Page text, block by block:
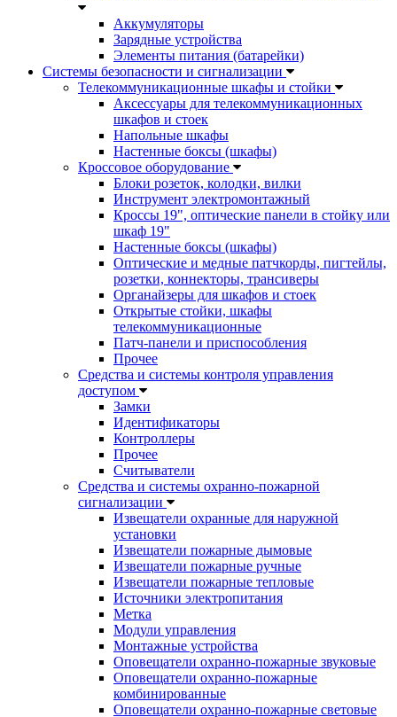
Аккумуляторы
Зарядные устройства
Элементы питания (батарейки)
Системы безопасности и сигнализации
Телекоммуникационные шкафы и стойки
Аксессуары для телекоммуникационных
шкафов и стоек
Напольные шкафы
Настенные боксы (шкафы)
Кроссовое оборудование
Блоки розеток, колодки, вилки
Инструмент электромонтажный
Кроссы 19", оптические панели в стойку или
шкаф 19"
Настенные боксы (шкафы)
Оптические и медные патчкорды, пигтейлы,
розетки, коннекторы, трансиверы
Органайзеры для шкафов и стоек
Открытые стойки, шкафы
телекоммуникационные
Патч-панели и приспособления
Прочее
Средства и системы контроля управления
доступом
Замки
Идентификаторы
Контроллеры
Прочее
Считыватели
Средства и системы охранно-пожарной
сигнализации
Извещатели охранные для наружной
установки
Извещатели пожарные дымовые
Извещатели пожарные ручные
Извещатели пожарные тепловые
Источники электропитания
Метка
Модули управления
Монтажные устройства
Оповещатели охранно-пожарные звуковые
Оповещатели охранно-пожарные
комбинированные
Оповещатели охранно-пожарные световые